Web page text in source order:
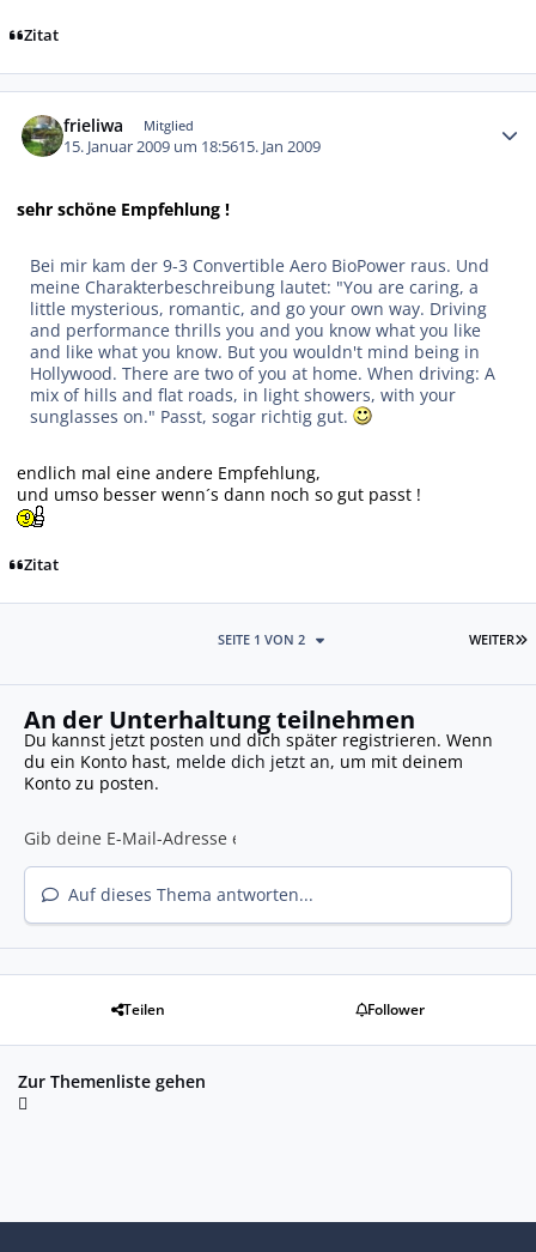
Zitat
frieliwa Mitglied
15. Januar 2009 um 18:5615. Jan 2009
sehr schöne Empfehlung !
Bei mir kam der9-3 Convertible Aero BioPower raus. Und
meine Charakterbeschreibung lautet: "You are caring, a
little mysterious, romantic, and go your own way. Driving
and performance thrills you and you know what you like
and like what you know. But you wouldn't mind being in
Hollywood. There are two of you at home. When driving: A
mix of hills and flat roads, in light showers, with your
sunglasses on." Passt, sogar richtig gut.
endlich mal eine andere Empfehlung,
und umso besser wenn´s dann noch so gut passt !
Zitat
WEITER
SEITE 1 VON 2
An der Unterhaltung teilnehmen
Du kannst jetzt posten und dich später registrieren. Wenn
du ein Konto hast, melde dich jetzt an, um mit deinem
Konto zu posten.
Auf dieses Thema antworten...
Teilen Follower
Zur Themenliste gehen